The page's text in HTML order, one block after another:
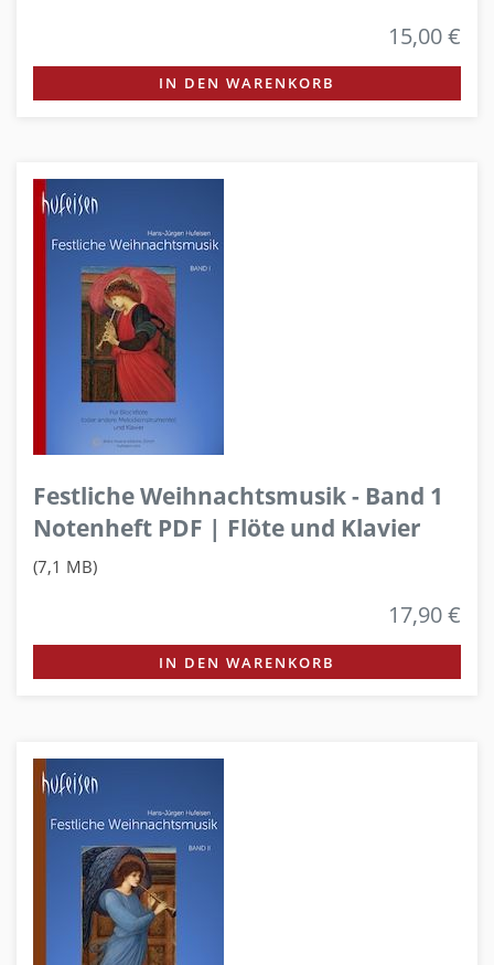
15,00 €
IN DEN WARENKORB
Festliche Weihnachtsmusik - Band 1
Notenheft PDF | Flöte und Klavier
(7,1 MB)
17,90 €
IN DEN WARENKORB